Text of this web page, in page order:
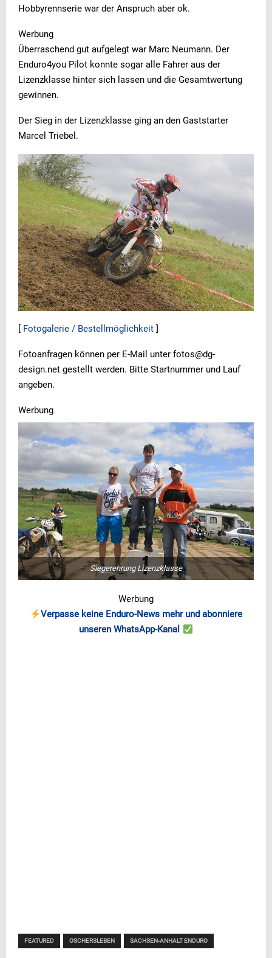
Hobbyrennserie war der Anspruch aber ok.
Werbung
Überraschend gut aufgelegt war Marc Neumann. Der
Enduro4you Pilot konnte sogar alle Fahrer aus der
Lizenzklasse hinter sich lassen und die Gesamtwertung
gewinnen.
Der Sieg in der Lizenzklasse ging an den Gaststarter
Marcel Triebel.
[ Fotogalerie / Bestellmöglichkeit ]
Fotoanfragen können per E-Mail unter fotos@dg-
design.net gestellt werden. Bitte Startnummer und Lauf
angeben.
Werbung
Siegerehrung Lizenzklasse
Werbung
Verpasse keine Enduro-News mehr und abonniere
unseren WhatsApp-Kanal
FEATURED OSCHERSLEBEN SACHSEN-ANHALT ENDURO